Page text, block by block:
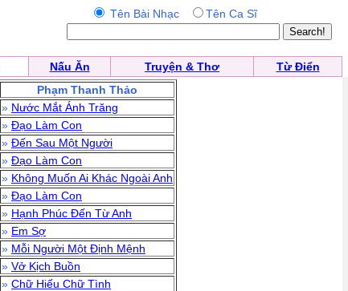
Tên Bài Nhạc Tên Ca Sĩ
Nấu Ăn Truyện & Thơ
Từ Điển
Phạm Thanh Thảo
» Nước Mắt Ánh Trăng
» Đạo Làm Con
» Đến Sau Một Người
» Đạo Làm Con
» Không Muốn Ai Khác Ngoài Anh
» Đạo Làm Con
» Hạnh Phúc Đến Từ Anh
» Em Sợ
» Mỗi Người Một Định Mệnh
» Vở Kịch Buồn
» Chữ Hiếu Chữ Tình